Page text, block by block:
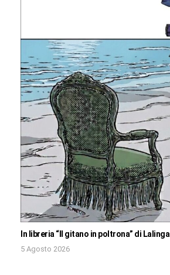
In libreria “Il gitano in poltrona” di Lalinga
5 Agosto 2026